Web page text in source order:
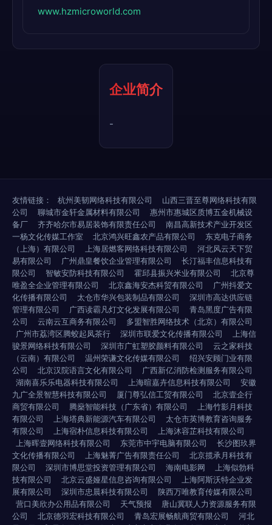
www.hzmicroworld.com
企业简介
-
友情链接： 杭州美韧网络科技有限公司
山西三晋至尊网络科技有限
公司
聊城市金轩金属材料有限公司
惠州市惠城区质博五金机械设
备厂
齐齐哈尔市易居装饰有限责任公司
南昌高新技术产业开发区
一杨文化传媒工作室
北京鸿兴旺鑫农产品有限公司
东克电子商务
（上海）有限公司
上海居燃客网络科技有限公司
河北风云天下贸
易有限公司
广州鼎皇餐饮企业管理有限公司
长汀福丰信息科技有
限公司
智敏安防科技有限公司 霍邱县振兴米业有限公司
北京尊
唯盈全企业管理有限公司
北京鑫海安杰科贸有限公司
广州抖爱文
化传播有限公司
太仓市华兴包装制品有限公司
深圳市高达供应链
管理有限公司
广西读霸凡灯文化发展有限公司
青岛黑度广告有限
公司
云南云互商务有限公司
多盟智胜网络技术（北京）有限公司
广州市荔湾区腾蛟起凤茶行
深圳市联爱文化传播有限公司
上海信
骏景网络科技有限公司
深圳市广虹塑胶颜料有限公司
云之家科技
（云南）有限公司
温州荣谦文化传媒有限公司
绍兴安顾门业有限
公司
北京汉院语言文化有限公司
广西新亿消防检测服务有限公司
湖南喜乐乐电器科技有限公司
上海暄嘉卉信息科技有限公司
安徽
九广全景智慧科技有限公司
厦门尊弘信工贸有限公司
北京壹企行
商贸有限公司
腾燊智能科技（广东省）有限公司
上海竹影月科技
有限公司
上海塔典新能源汽车有限公司
太仓市英博教育咨询服务
有限公司
上海宿朴信息科技有限公司
上海沐容芷科技有限公司
上海晖壹网络科技有限公司
东莞市中宇电脑有限公司
长沙图玖界
文化传播有限公司
上海魅菁广告有限责任公司
北京揽承月科技有
限公司
深圳市博思堂投资管理有限公司 海南电影网
上海似勃科
技有限公司
北京云盛娅星信息咨询有限公司
上海阿斯沃特企业发
展有限公司
深圳市忠晨科技有限公司
陕西万唯教育传媒有限公司
营口美欣办公用品有限公司
天气预报
唐山冀联人力资源服务有限
公司
北京德羽宏科技有限公司 青岛宏展畅航商贸有限公司
河北